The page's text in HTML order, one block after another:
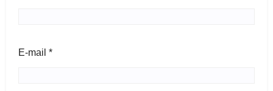
E-mail *